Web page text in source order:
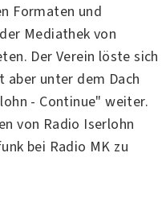
Formaten und
Mediathek von
Der Verein löste sich
aber unter dem Dach
- Continue" weiter.
von Radio Iserlohn
bei Radio MK zu